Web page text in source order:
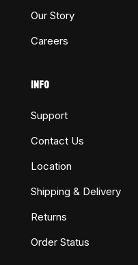
Our Story
Careers
INFO
Support
Contact Us
Location
Shipping & Delivery
Returns
Order Status